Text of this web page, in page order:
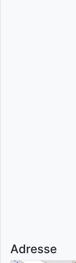
Adresse